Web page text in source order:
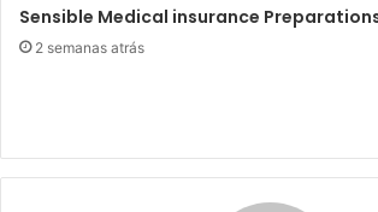
Sensible Medical insurance
2 semanas atrás